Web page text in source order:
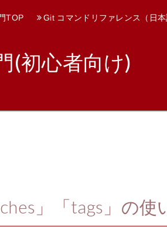
TOP Git コマンドリファレンス（日本
(初心者向け)
」「tags」の使